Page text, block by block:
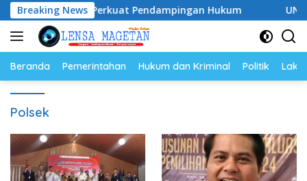
Langsung
ke
konten
Breaking News
Siap Perkuat Pendampingan Hukum UNESA
Beranda Pemerintahan Hukum dan Kriminal Politik
Polsek